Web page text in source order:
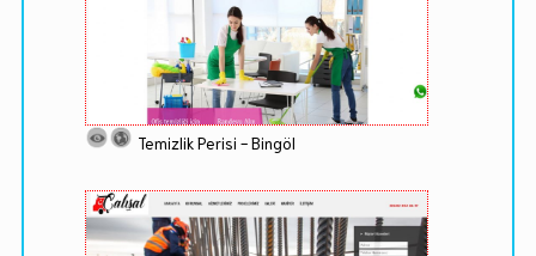
Temizlik Perisi - Bingöl